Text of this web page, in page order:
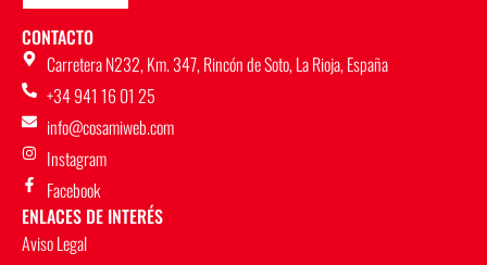
CONTACTO
Carretera N232, Km. 347, Rincón de Soto, La Rioja, España
+34 941 16 01 25
info@cosamiweb.com
Instagram
Facebook
ENLACES DE INTERÉS
Aviso Legal